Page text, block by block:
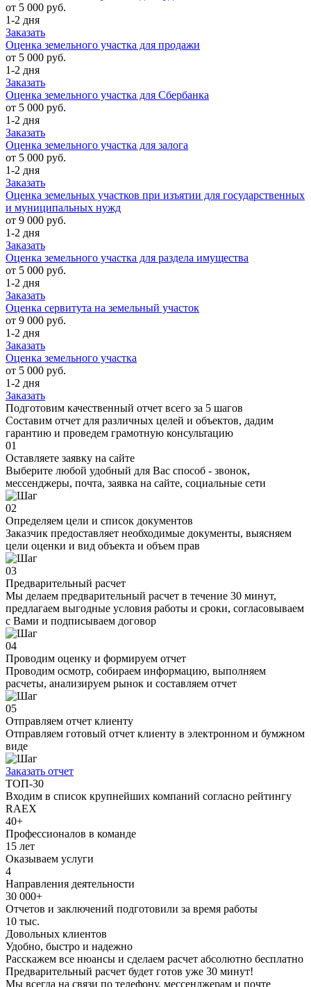
от 5 000 руб.
1-2 дня
Заказать
Оценка земельного участка для продажи
от 5 000 руб.
1-2 дня
Заказать
Оценка земельного участка для Сбербанка
от 5 000 руб.
1-2 дня
Заказать
Оценка земельного участка для залога
от 5 000 руб.
1-2 дня
Заказать
Оценка земельных участков при изъятии для государственных
и муниципальных нужд
от 9 000 руб.
1-2 дня
Заказать
Оценка земельного участка для раздела имущества
от 5 000 руб.
1-2 дня
Заказать
Оценка сервитута на земельный участок
от 9 000 руб.
1-2 дня
Заказать
Оценка земельного участка
от 5 000 руб.
1-2 дня
Заказать
Подготовим качественный отчет всего за 5 шагов
Составим отчет для различных целей и объектов, дадим
гарантию и проведем грамотную консультацию
01
Оставляете заявку на сайте
Выберите любой удобный для Вас способ - звонок,
мессенджеры, почта, заявка на сайте, социальные сети
02
Определяем цели и список документов
Заказчик предоставляет необходимые документы, выясняем
цели оценки и вид объекта и объем прав
03
Предварительный расчет
Мы делаем предварительный расчет в течение 30 минут,
предлагаем выгодные условия работы и сроки, согласовываем
с Вами и подписываем договор
04
Проводим оценку и формируем отчет
Проводим осмотр, собираем информацию, выполняем
расчеты, анализируем рынок и составляем отчет
05
Отправляем отчет клиенту
Отправляем готовый отчет клиенту в электронном и бумжном
виде
Заказать отчет
ТОП-30
Входим в список крупнейших компаний согласно рейтингу
RAEX
40+
Профессионалов в команде
15 лет
Оказываем услуги
4
Направления деятельности
30 000+
Отчетов и заключений подготовили за время работы
10 тыс.
Довольных клиентов
Удобно, быстро и надежно
Расскажем все нюансы и сделаем расчет абсолютно бесплатно
Предварительный расчет будет готов уже 30 минут!
Мы всегда на связи по телефону, мессенджерам и почте